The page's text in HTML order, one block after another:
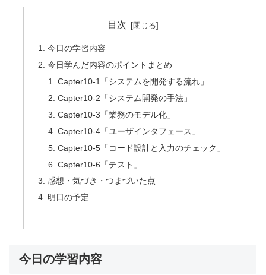
目次
今日の学習内容
今日学んだ内容のポイントまとめ
Capter10-1「システムを開発する流れ」
Capter10-2「システム開発の手法」
Capter10-3「業務のモデル化」
Capter10-4「ユーザインタフェース」
Capter10-5「コード設計と入力のチェック」
Capter10-6「テスト」
感想・気づき・つまづいた点
明日の予定
今日の学習内容